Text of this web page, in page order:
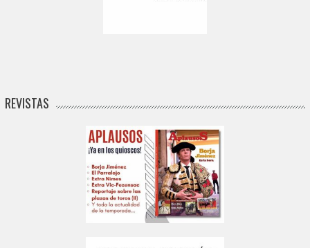
REVISTAS